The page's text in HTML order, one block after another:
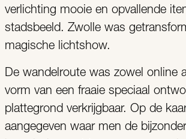
verlichting mooie en opvallende
stadsbeeld. Zwolle was
magische lichtshow.
De wandelroute was zowel online
vorm van een fraaie speciaal
plattegrond verkrijgbaar. Op de
aangegeven waar men de